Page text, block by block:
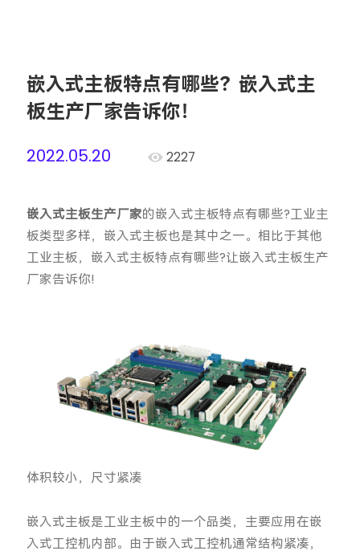
嵌入式主板特点有哪些？嵌入式主
板生产厂家告诉你！
2022.05.20
2227
嵌入式主板生产厂家的嵌入式主板特点有哪些?工业主
板类型多样，嵌入式主板也是其中之一。相比于其他
工业主板，嵌入式主板特点有哪些?让嵌入式主板生产
厂家告诉你!
体积较小，尺寸紧凑
嵌入式主板是工业主板中的一个品类，主要应用在嵌
入式工控机内部。由于嵌入式工控机通常结构紧凑，